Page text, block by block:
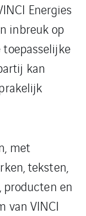
Energies
inbreuk op
kan
met
teksten,
producten en
van VINCI